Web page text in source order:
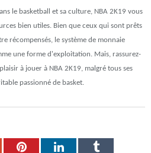
le basketball et sa culture, NBA 2K19 vous
bien utiles. Bien que ceux qui sont prêts
récompensés, le système de monnaie
une forme d'exploitation. Mais, rassurez-
à jouer à NBA 2K19, malgré tous ses
passionné de basket.
PinterestLinkedInTumblr